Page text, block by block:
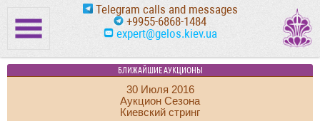
Telegram calls and messages
+9955-6868-1484
expert@gelos.kiev.ua
БЛИЖАЙШИЕ АУКЦИОНЫ
30 Июля 2016
Аукцион Сезона
Киевский стринг